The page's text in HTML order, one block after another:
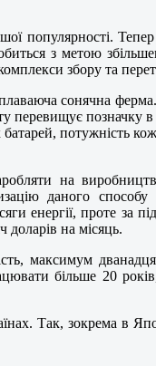
популярності.
з метою
збору та
сонячна
перевищує
потужність
на
даного способу
енергії, проте за
на місяць.
максимум
більше 20
Так, зокрема в